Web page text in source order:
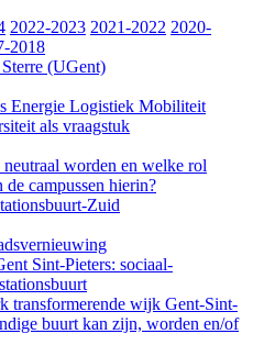
2022-2023 2021-2022 2020-
2018
(UGent)
Energie Logistiek Mobiliteit
als vraagstuk
worden en welke rol
campussen hierin?
Zuid
Sint-Pieters: sociaal-
transformerende wijk Gent-Sint-
buurt kan zijn, worden en/of